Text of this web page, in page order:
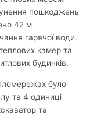
пошкоджень
42 м
гарячої води.
камер та
будинків.
було
та 4 одиниці
та